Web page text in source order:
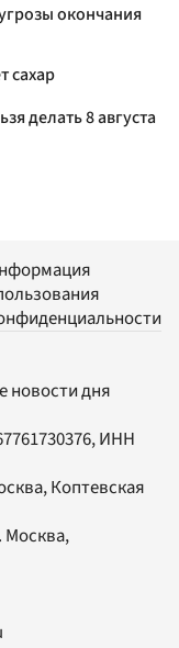
окончания
сахар
делать 8 августа
новости дня
ИНН
Коптевская
Москва,